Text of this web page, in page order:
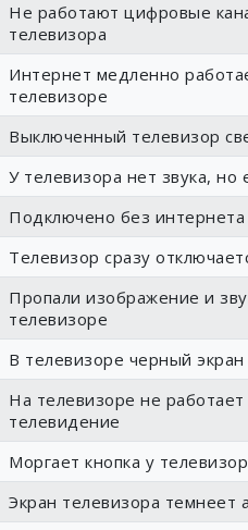
Не работают цифровые
телевизора
Интернет медленно
телевизоре
Выключенный телевизор
У телевизора нет звука, но
Подключено без интернета
Телевизор сразу
Пропали изображение и
телевизоре
В телевизоре черный экран
На телевизоре не
телевидение
Моргает кнопка у
Экран телевизора темнеет